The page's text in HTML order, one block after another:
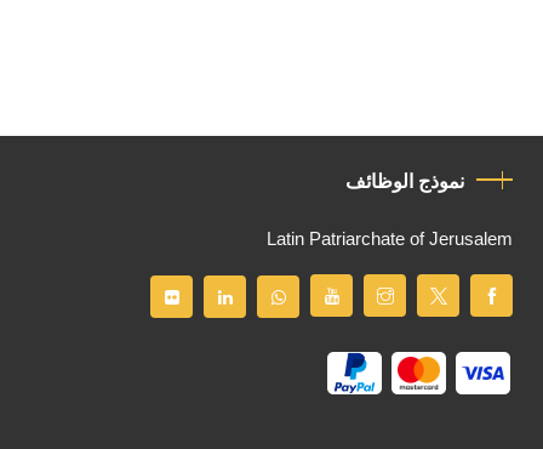
نموذج الوظائف
Latin Patriarchate of Jerusalem